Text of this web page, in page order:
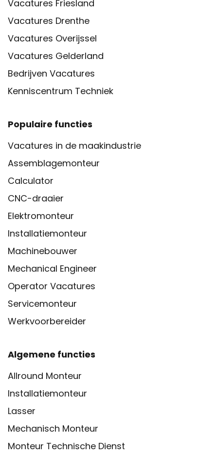
Vacatures Friesland
Vacatures Drenthe
Vacatures Overijssel
Vacatures Gelderland
Bedrijven Vacatures
Kenniscentrum Techniek
Populaire functies
Vacatures in de maakindustrie
Assemblagemonteur
Calculator
CNC-draaier
Elektromonteur
Installatiemonteur
Machinebouwer
Mechanical Engineer
Operator Vacatures
Servicemonteur
Werkvoorbereider
Algemene functies
Allround Monteur
Installatiemonteur
Lasser
Mechanisch Monteur
Monteur Technische Dienst